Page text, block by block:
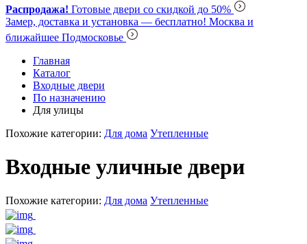
Распродажа! Готовые двери со скидкой до 50%
Замер, доставка и установка — бесплатно! Москва и
ближайшее Подмосковье
Главная
Каталог
Входные двери
По назначению
Для улицы
Похожие категории: Для дома Утепленные
Входные уличные двери
Похожие категории: Для дома Утепленные